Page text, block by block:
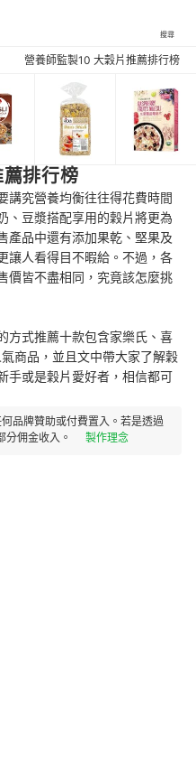
搜尋
營養師監製10 大穀片推薦排行榜
排行榜
講究營養均衡往往得花費時間
、豆漿搭配享用的穀片將更為
產品中還有添加果乾、堅果及
讓人看得目不暇給。不過，各
價皆不盡相同，究竟該怎麼挑
方式推薦十款包含家樂氏、喜
商品，並且文中帶大家了解穀
手或是穀片愛好者，相信都可
品牌贊助或付費置入。若是透過
佣金收入。
製作理念